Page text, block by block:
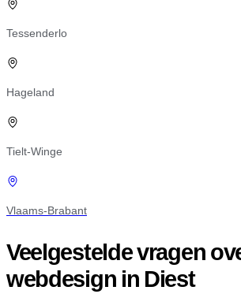
Tessenderlo
Hageland
Tielt-Winge
Vlaams-Brabant
Veelgestelde vragen
webdesign in Diest